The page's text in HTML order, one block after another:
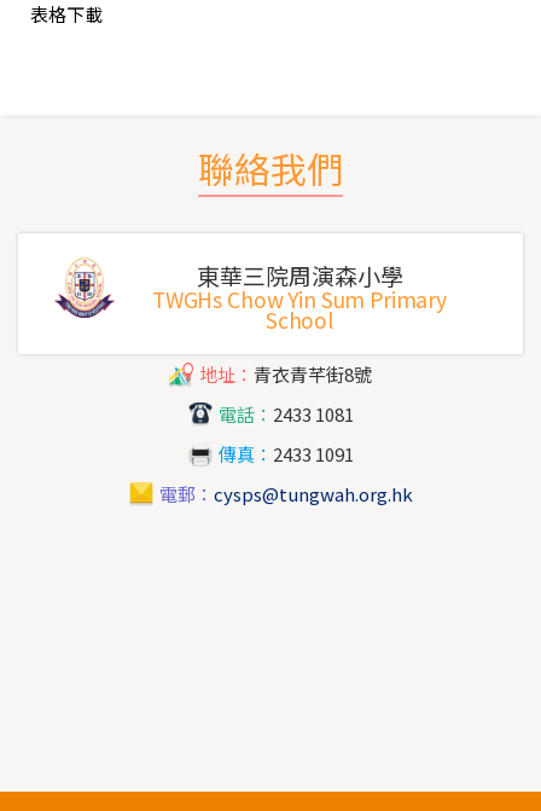
表格下載
聯絡我們
東華三院周演森小學
TWGHs Chow Yin Sum Primary
School
地址： 青衣青芊街8號
電話： 2433 1081
傳真： 2433 1091
電郵： cysps@tungwah.org.hk